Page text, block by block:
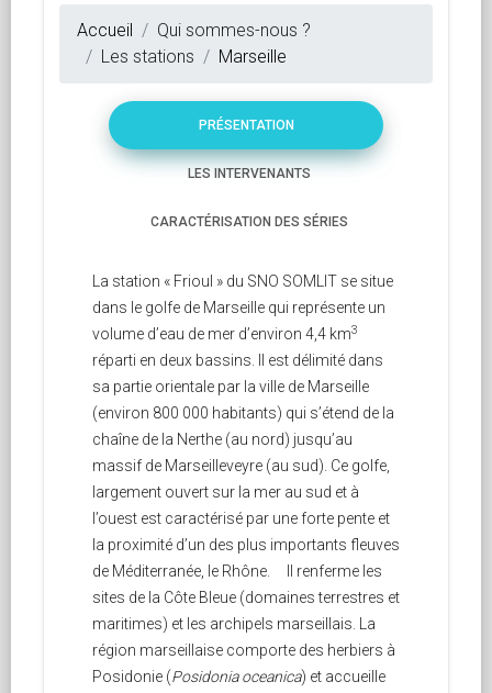
Accueil
Qui sommes-nous ?
Les stations
Marseille
PRÉSENTATION
LES INTERVENANTS
CARACTÉRISATION DES SÉRIES
La station « Frioul » du SNO SOMLIT se situe
dans le golfe de Marseille qui représente un
volume d’eau de mer d’environ 4,4 km3
réparti en deux bassins. Il est délimité dans
sa partie orientale par la ville de Marseille
(environ 800 000 habitants) qui s’étend de la
chaîne de la Nerthe (au nord) jusqu’au
massif de Marseilleveyre (au sud). Ce golfe,
largement ouvert sur la mer au sud et à
l’ouest est caractérisé par une forte pente et
la proximité d’un des plus importants fleuves
de Méditerranée, le Rhône. Il renferme les
sites de la Côte Bleue (domaines terrestres et
maritimes) et les archipels marseillais. La
région marseillaise comporte des herbiers à
Posidonie (Posidonia oceanica) et accueille